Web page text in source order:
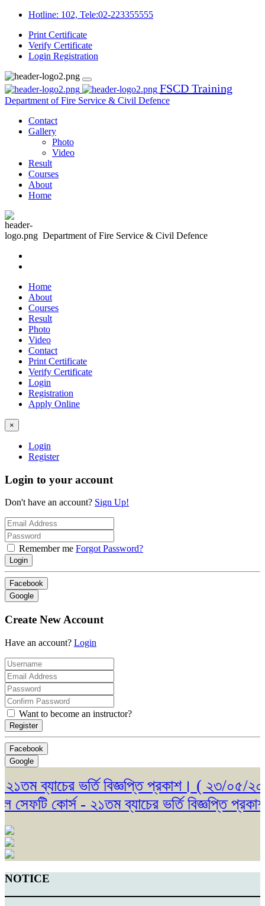
Hotline: 102, Tele:02-223355555
Print Certificate
Verify Certificate
Login Registration
FSCD Training
Department of Fire Service & Civil Defence
Contact
Gallery
Photo
Video
Result
Courses
About
Home
Department of Fire Service & Civil Defence
Home
About
Courses
Result
Photo
Video
Contact
Print Certificate
Verify Certificate
Login
Registration
Apply Online
×
Login
Register
Login to your account
Don't have an account? Sign Up!
Remember me Forgot Password?
Login
Facebook
Google
Create New Account
Have an account? Login
Want to become an instructor?
Register
Facebook
Google
ব্যাচের ভর্তি বিজ্ঞপ্তি প্রকাশ। ( ২৩/০৫/২০২৬ )
কোর্স - ২১তম ব্যাচের ভর্তি বিজ্ঞপ্তি
NOTICE